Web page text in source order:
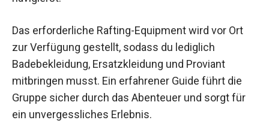
Das erforderliche Rafting-Equipment wird vor Ort
zur Verfügung gestellt, sodass du lediglich
Badebekleidung, Ersatzkleidung und Proviant
mitbringen musst. Ein erfahrener Guide führt die
Gruppe sicher durch das Abenteuer und sorgt für
ein unvergessliches Erlebnis.